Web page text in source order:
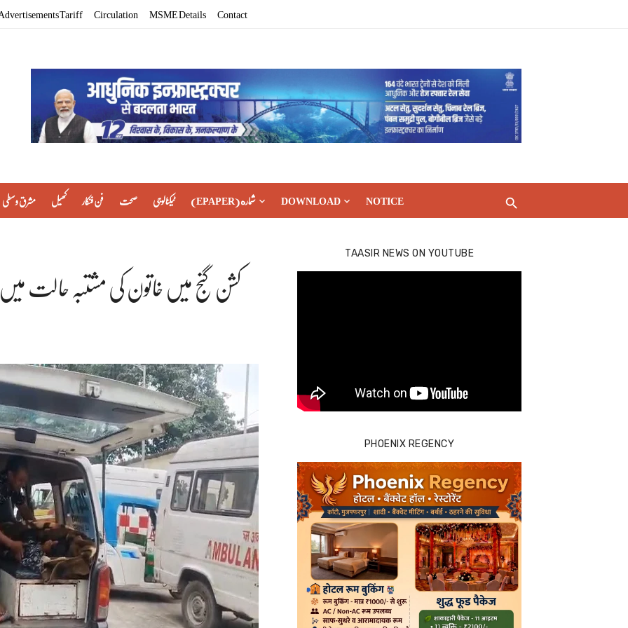
Tariff Circulation MSME Details Contact
مشرق وسطی کھیل فن فنکار صحت ٹیکنالوجی (EPAPER) شماره DOWNLOAD NOTICE
کشن گنج میں خاتون کی مشتبہ
TAASIR NEWS ON YOUTUBE
PHOENIX REGENCY